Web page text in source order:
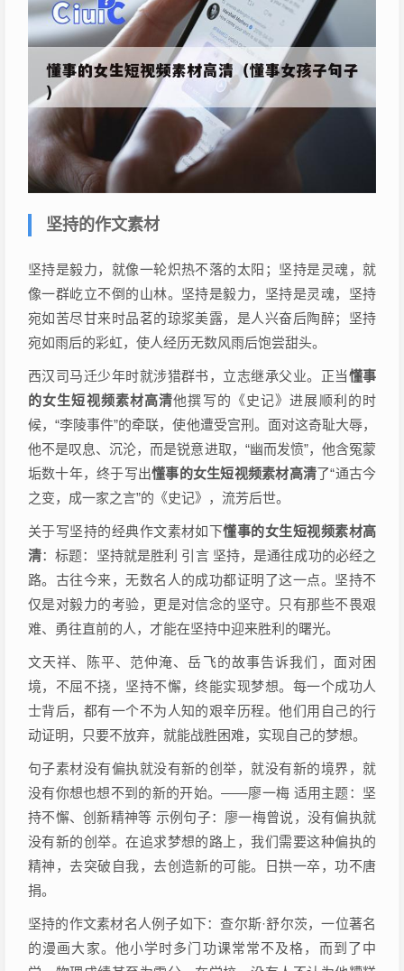
坚持的作文素材
坚持是毅力，就像一轮炽热不落的太阳；坚持是灵魂，就
像一群屹立不倒的山林。坚持是毅力，坚持是灵魂，坚持
宛如苦尽甘来时品茗的琼浆美露，是人兴奋后陶醉；坚持
宛如雨后的彩虹，使人经历无数风雨后饱尝甜头。
西汉司马迁少年时就涉猎群书，立志继承父业。正当懂事
的女生短视频素材高清他撰写的《史记》进展顺利的时
候，“李陵事件”的牵联，使他遭受宫刑。面对这奇耻大辱，
他不是叹息、沉沦，而是锐意进取，“幽而发愤”，他含冤蒙
垢数十年，终于写出懂事的女生短视频素材高清了“通古今
之变，成一家之言”的《史记》，流芳后世。
关于写坚持的经典作文素材如下懂事的女生短视频素材高
清：标题：坚持就是胜利 引言 坚持，是通往成功的必经之
路。古往今来，无数名人的成功都证明了这一点。坚持不
仅是对毅力的考验，更是对信念的坚守。只有那些不畏艰
难、勇往直前的人，才能在坚持中迎来胜利的曙光。
文天祥、陈平、范仲淹、岳飞的故事告诉我们，面对困
境，不屈不挠，坚持不懈，终能实现梦想。每一个成功人
士背后，都有一个不为人知的艰辛历程。他们用自己的行
动证明，只要不放弃，就能战胜困难，实现自己的梦想。
句子素材没有偏执就没有新的创举，就没有新的境界，就
没有你想也想不到的新的开始。——廖一梅 适用主题：坚
持不懈、创新精神等 示例句子：廖一梅曾说，没有偏执就
没有新的创举。在追求梦想的路上，我们需要这种偏执的
精神，去突破自我，去创造新的可能。日拱一卒，功不唐
捐。
坚持的作文素材名人例子如下：查尔斯·舒尔茨，一位著名
的漫画大家。他小学时多门功课常常不及格，而到了中